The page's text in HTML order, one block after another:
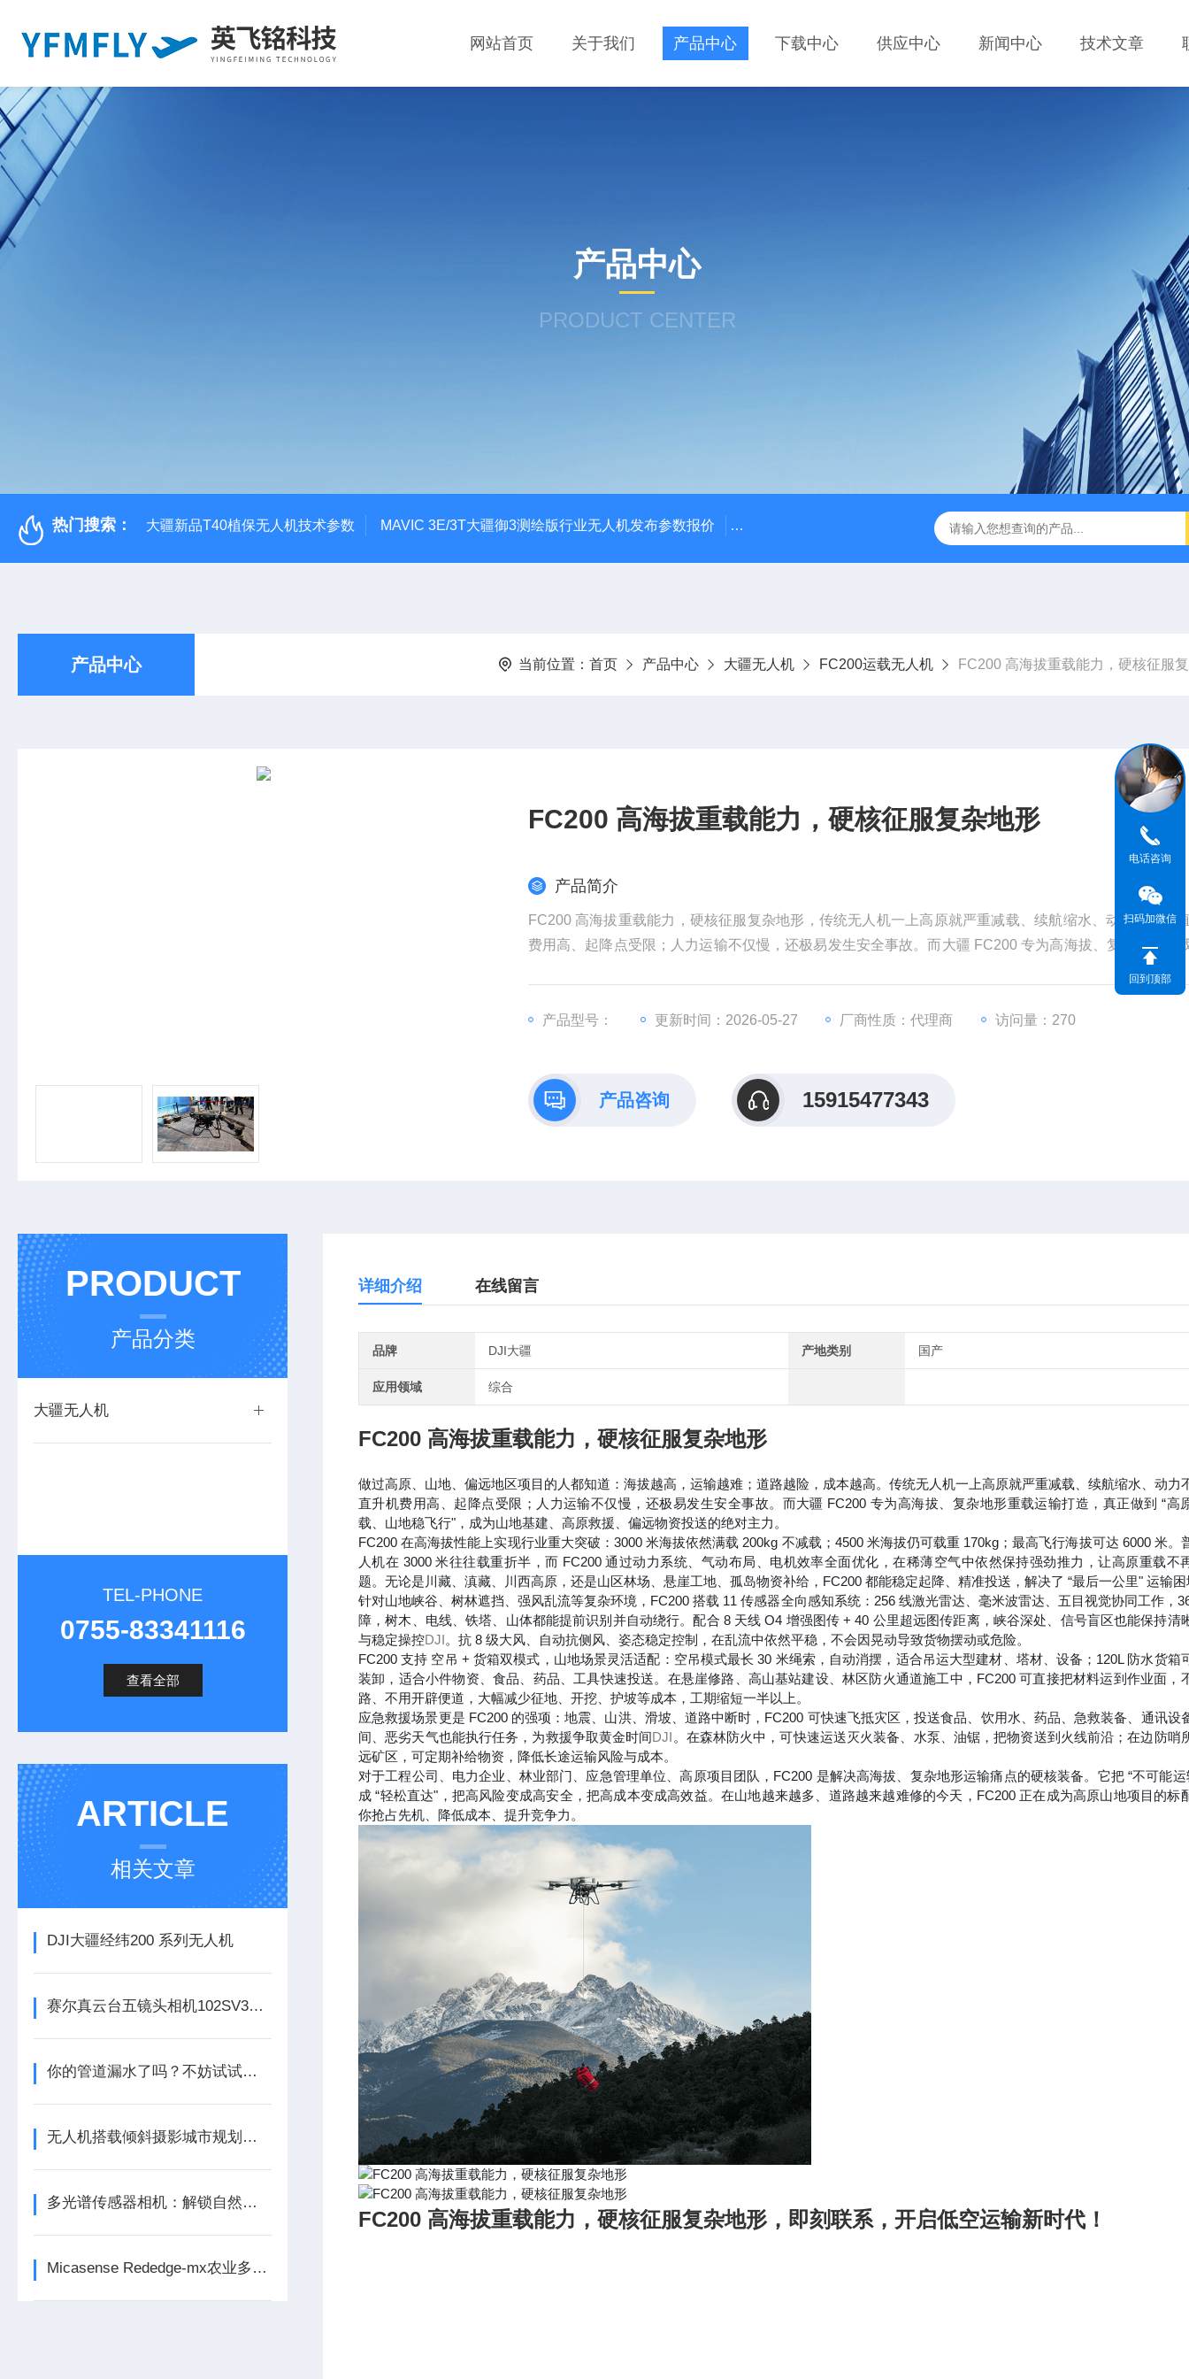
网站首页 关于我们 产品中心 下载中心 供应中心 新闻中心 技术文章
产品中心
PRODUCT CENTER
热门搜索： 大疆新品T40植保无人机技术参数 MAVIC 3E/3T大疆御3测绘版行业无人机发布参数报价 大疆升级版M350RTK行业无人机规格参数 Mavic 3T大疆热红外相
产品中心 当前位置： 首页 产品中心 大疆无人机 FC200运载无人机 FC200 高海拔重载能力，硬核征服
FC200 高海拔重载能力，硬核征服复杂地形
产品简介
FC200 高海拔重载能力，硬核征服复杂地形，传统无人机一上高原就严重减载、续航缩水、动力不足；
费用高、起降点受限；人力运输不仅慢，还极易发生安全事故。而大疆 FC200 专为高海拔、复杂地形重
打造，真正做到 “高原不减载、山地稳飞行"，成为山地基建、高原救援、偏远物资投送的绝对主力。
产品型号： 更新时间：2026-05-27 厂商性质：代理商 访问量：270
产品咨询 15915477343
PRODUCT
产品分类
大疆无人机
TEL-PHONE
0755-83341116
查看全部
ARTICLE
相关文章
DJI大疆经纬200 系列无人机
赛尔真云台五镜头相机102SV3，你了解多少？
你的管道漏水了吗？不妨试试这些管道检测设备
无人机搭载倾斜摄影城市规划应用案例
多光谱传感器相机：解锁自然界的隐秘色彩
Micasense Rededge-mx农业多光谱相机*校
详细介绍 在线留言
品牌 DJI大疆 产地类别 国产
应用领域 综合
FC200 高海拔重载能力，硬核征服复杂地形
做过高原、山地、偏远地区项目的人都知道： 海拔越高，运输越难；道路越险，成本越高。传统无人机一上高原就严重减载、续航缩水、动力
直升机费用高、起降点受限；人力运输不仅慢，还极易发生安全事故。而大疆 FC200 专为高海拔、复杂地形重载运输打造 ，真正做到 “高
载、山地稳飞行"，成为山地基建、高原救援、偏远物资投送的绝对主力。
FC200 在高海拔性能上实现行业重大突破： 3000 米海拔依然满载 200kg 不减载；4500 米海拔仍可载重 170kg；最高飞行海拔可达 6000 米。
人机在 3000 米往往载重折半，而 FC200 通过动力系统、气动布局、电机效率全面优化，在稀薄空气中依然保持强劲推力，让高原重载不
题。无论是川藏、滇藏、川西高原，还是山区林场、悬崖工地、孤岛物资补给，FC200 都能稳定起降、精准投送，解决了 “最后一公里" 运输
针对山地峡谷、树林遮挡、强风乱流等复杂环境，FC200 搭载 11 传感器全向感知系统：256 线激光雷达、毫米波雷达、五目视觉协同工作，
障，树木、电线、铁塔、山体都能提前识别并自动绕行。配合 8 天线 O4 增强图传 + 40 公里超远图传距离，峡谷深处、信号盲区也能保持清
与稳定操控DJI。抗 8 级大风、自动抗侧风、姿态稳定控制，在乱流中依然平稳，不会因晃动导致货物摆动或危险。
FC200 支持 空吊 + 货箱双模式 ，山地场景灵活适配：空吊模式最长 30 米绳索，自动消摆，适合吊运大型建材、塔材、设备；120L 防水货箱
装卸，适合小件物资、食品、药品、工具快速投送。在悬崖修路、高山基站建设、林区防火通道施工中，FC200 可直接把材料运到作业面，
路、不用开辟便道，大幅减少征地、开挖、护坡等成本，工期缩短一半以上。
应急救援场景更是 FC200 的强项：地震、山洪、滑坡、道路中断时，FC200 可快速飞抵灾区，投送食品、饮用水、药品、急救装备、通讯设
间、恶劣天气也能执行任务，为救援争取黄金时间DJI 。在森林防火中，可快速运送灭火装备、水泵、油锯，把物资送到火线前沿；在边防哨
远矿区，可定期补给物资，降低长途运输风险与成本。
对于工程公司、电力企业、林业部门、应急管理单位、高原项目团队，FC200 是解决高海拔、复杂地形运输痛点的硬核装备。它把 “不可能
成 “轻松直达"，把高风险变成高安全，把高成本变成高效益。在山地越来越多、道路越来越难修的今天，FC200 正在成为高原山地项目的标
你抢占先机、降低成本、提升竞争力。
FC200 高海拔重载能力，硬核征服复杂地形，即刻联系，开启低空运输新时代！
电话咨询
扫码加微信
回到顶部